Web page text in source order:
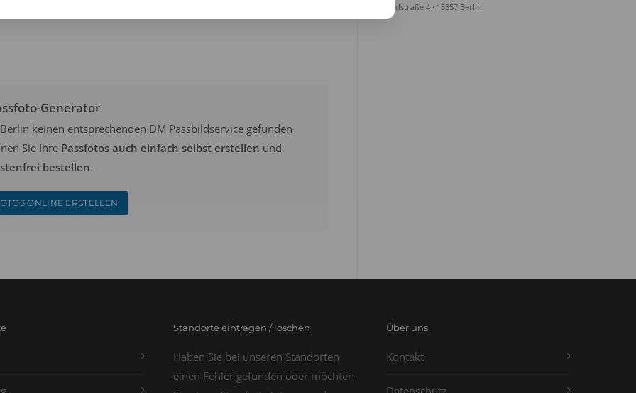
Generator
keinen entsprechenden DM Passbildservice gefunden
Sie Ihre Passfotos auch einfach selbst erstellen und
bestellen.
ONLINE ERSTELLEN
Badstraße 4 · 13357 Berlin
Standorte eintragen / löschen
Haben Sie bei unseren Standorten
einen Fehler gefunden oder möchten
Über uns
Kontakt